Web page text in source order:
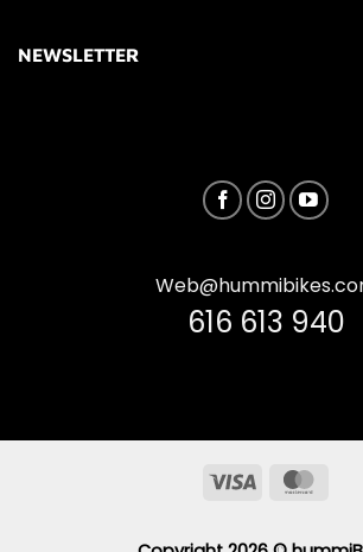
NEWSLETTER
616 613 940
Visa